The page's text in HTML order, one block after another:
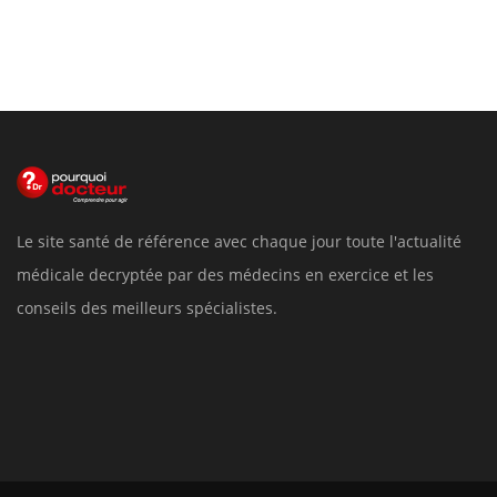
Le site santé de référence avec chaque jour toute l'actualité
médicale decryptée par des médecins en exercice et les
conseils des meilleurs spécialistes.